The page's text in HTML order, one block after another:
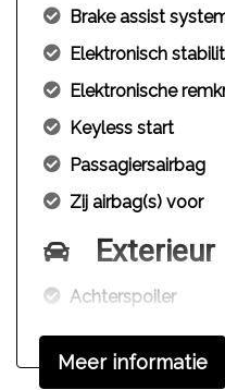
Brake assist
Elektronisch
Elektronische
Keyless start
Passagiersairbag
Zij airbag(s) voor
Exterieur
Achterspoiler
Buitenspiegels
verwarmbaar
Meer informatie